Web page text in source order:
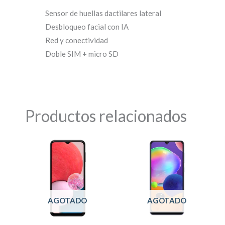
Sensor de huellas dactilares lateral
Desbloqueo facial con IA
Red y conectividad
Doble SIM + micro SD
Productos relacionados
AGOTADO
Este
producto
tiene
múltiples
variantes.
AGOTADO
Este
producto
tiene
múltiples
variantes.
Las